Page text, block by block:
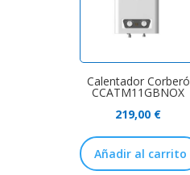
Calentador Corberó
CCATM11GBNOX
219,00 €
Añadir al carrito